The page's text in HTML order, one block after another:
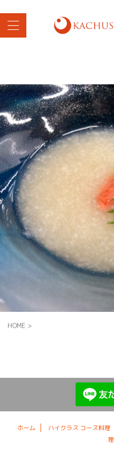
HOME >
ホーム ハイクラス コース料理
理